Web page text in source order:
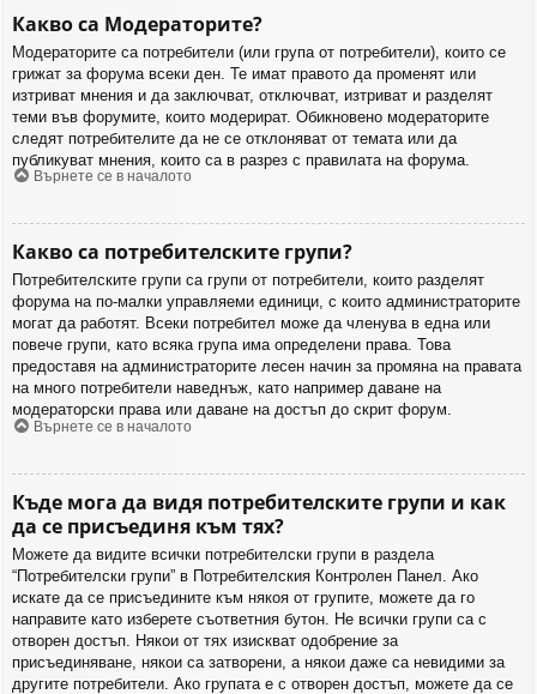
Какво са Модераторите?
Модераторите са потребители (или група от потребители), които се
грижат за форума всеки ден. Те имат правото да променят или
изтриват мнения и да заключват, отключват, изтриват и разделят
теми във форумите, които модерират. Обикновено модераторите
следят потребителите да не се отклоняват от темата или да
публикуват мнения, които са в разрез с правилата на форума.
Върнете се в началото
Какво са потребителските групи?
Потребителските групи са групи от потребители, които разделят
форума на по-малки управляеми единици, с които администраторите
могат да работят. Всеки потребител може да членува в една или
повече групи, като всяка група има определени права. Това
предоставя на администраторите лесен начин за промяна на правата
на много потребители наведнъж, като например даване на
модераторски права или даване на достъп до скрит форум.
Върнете се в началото
Къде мога да видя потребителските групи и как
да се присъединя към тях?
Можете да видите всички потребителски групи в раздела
“Потребителски групи” в Потребителския Контролен Панел. Ако
искате да се присъедините към някоя от групите, можете да го
направите като изберете съответния бутон. Не всички групи са с
отворен достъп. Някои от тях изискват одобрение за
присъединяване, някои са затворени, а някои даже са невидими за
другите потребители. Ако групата е с отворен достъп, можете да се